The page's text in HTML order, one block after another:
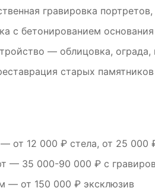
гравировка
с бетонированием
— облицовка, ограда,
старых памятников
— от 12 000 ₽ стела, от 25 000
— 35 000-90 000 ₽ с
— от 150 000 ₽ эксклюзив